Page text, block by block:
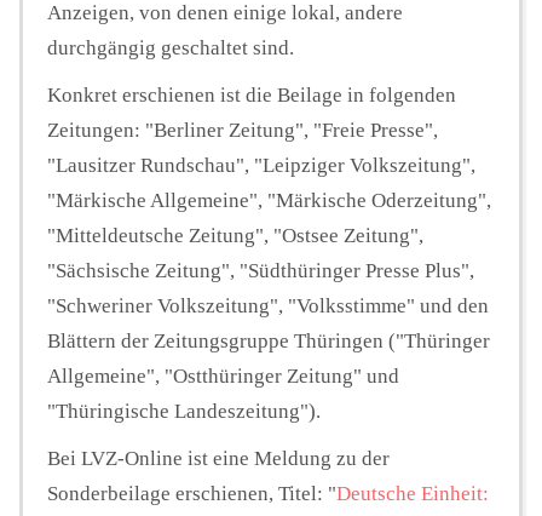
Anzeigen, von denen einige lokal, andere
durchgängig geschaltet sind.
Konkret erschienen ist die Beilage in folgenden
Zeitungen: "Berliner Zeitung", "Freie Presse",
"Lausitzer Rundschau", "Leipziger Volkszeitung",
"Märkische Allgemeine", "Märkische Oderzeitung",
"Mitteldeutsche Zeitung", "Ostsee Zeitung",
"Sächsische Zeitung", "Südthüringer Presse Plus",
"Schweriner Volkszeitung", "Volksstimme" und den
Blättern der Zeitungsgruppe Thüringen ("Thüringer
Allgemeine", "Ostthüringer Zeitung" und
"Thüringische Landeszeitung").
Bei LVZ-Online ist eine Meldung zu der
Sonderbeilage erschienen, Titel: "Deutsche Einheit: